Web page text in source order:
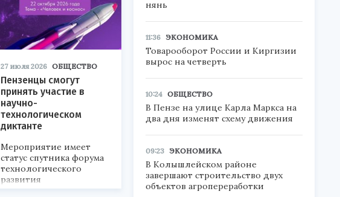
27 июля 2026 ОБЩЕСТВО
Пензенцы смогут
принять участие в
научно-
технологическом
диктанте
Мероприятие имеет
статус спутника форума
технологического
развития
«Технопром-2026».
нянь
11:36 ЭКОНОМИКА
Товарооборот России и Киргизии
вырос на четверть
10:24 ОБЩЕСТВО
В Пензе на улице Карла Маркса на
два дня изменят схему движения
09:23 ЭКОНОМИКА
В Колышлейском районе
завершают строительство двух
объектов агропереработки